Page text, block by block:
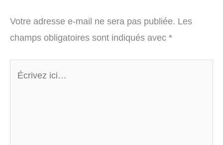
Votre adresse e-mail ne sera pas publiée. Les
champs obligatoires sont indiqués avec *